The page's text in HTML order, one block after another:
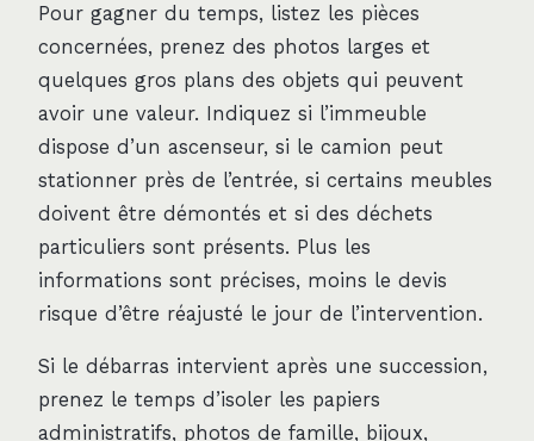
Pour gagner du temps, listez les pièces
concernées, prenez des photos larges et
quelques gros plans des objets qui peuvent
avoir une valeur. Indiquez si l’immeuble
dispose d’un ascenseur, si le camion peut
stationner près de l’entrée, si certains meubles
doivent être démontés et si des déchets
particuliers sont présents. Plus les
informations sont précises, moins le devis
risque d’être réajusté le jour de l’intervention.
Si le débarras intervient après une succession,
prenez le temps d’isoler les papiers
administratifs, photos de famille, bijoux,